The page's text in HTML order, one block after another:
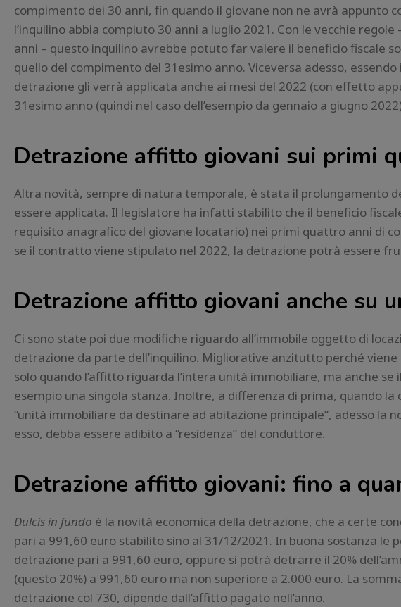
compimento dei 30 anni, fin quando il giovane non ne avrà appunto
l’inquilino abbia compiuto 30 anni a luglio 2021. Con le vecchie
anni – questo inquilino avrebbe potuto far valere il beneficio fiscale
quello del compimento del 31esimo anno. Viceversa adesso,
detrazione gli verrà applicata anche ai mesi del 2022 (con effetto
31esimo anno (quindi nel caso dell’esempio da gennaio a giugno
Detrazione affitto giovani sui primi
Altra novità, sempre di natura temporale, è stata il prolungamento
essere applicata. Il legislatore ha infatti stabilito che il beneficio
requisito anagrafico del giovane locatario) nei primi quattro anni di
se il contratto viene stipulato nel 2022, la detrazione potrà essere
Detrazione affitto giovani anche su
Ci sono state poi due modifiche riguardo all’immobile oggetto di
detrazione da parte dell’inquilino. Migliorative anzitutto perché
solo quando l’affitto riguarda l’intera unità immobiliare, ma anche
esempio una singola stanza. Inoltre, a differenza di prima, quando
“unità immobiliare da destinare ad abitazione principale”, adesso la
esso, debba essere adibito a “residenza” del conduttore.
Detrazione affitto giovani: fino a
Dulcis in fundo è la novità economica della detrazione, che a certe
pari a 991,60 euro stabilito sino al 31/12/2021. In buona sostanza le
detrazione pari a 991,60 euro, oppure si potrà detrarre il 20%
(questo 20%) a 991,60 euro ma non superiore a 2.000 euro. La
detrazione col 730, dipende dall’affitto pagato nell’anno.